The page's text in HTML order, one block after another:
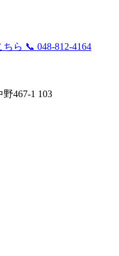
ちら 📞 048-812-4164
467-1 103